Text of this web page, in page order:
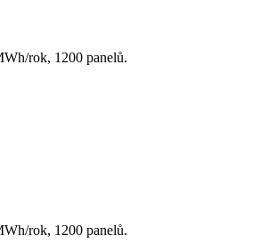
rok, 1200 panelů.
rok, 1200 panelů.